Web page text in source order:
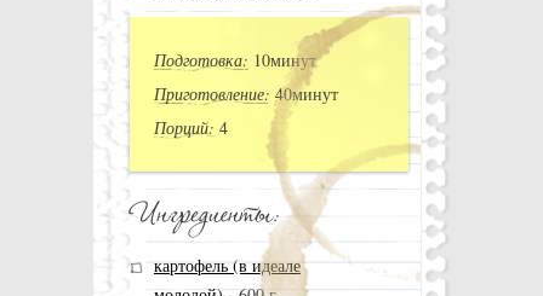
Подготовка: 10минут
Приготовление: 40минут
Порций: 4
картофель (в идеале